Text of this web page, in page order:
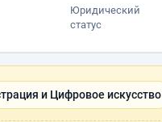
Юридический
статус
и Цифровое искусство